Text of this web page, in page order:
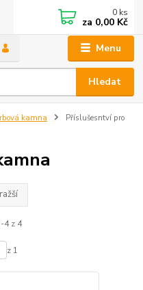
Menu
Hledat
0 ks
za 0,00 Kč
kamna
Příslušesntví pro
4 z 4
z 1